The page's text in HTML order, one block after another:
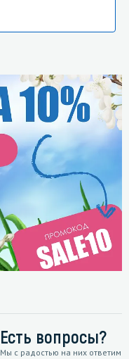
Есть вопросы?
Мы с радостью на них ответим